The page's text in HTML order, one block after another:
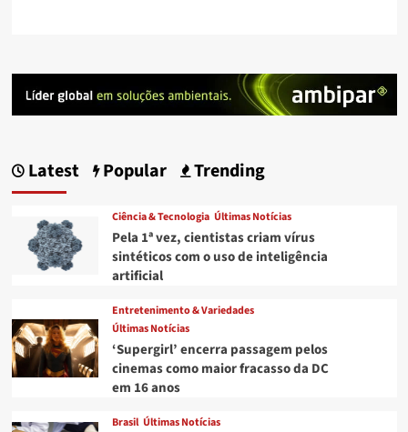
Latest Popular Trending
Ciência & Tecnologia Últimas Notícias
Pela 1ª vez, cientistas criam vírus
sintéticos com o uso de inteligência
artificial
Entretenimento & Variedades
Últimas Notícias
‘Supergirl’ encerra passagem pelos
cinemas como maior fracasso da DC
em 16 anos
Brasil Últimas Notícias